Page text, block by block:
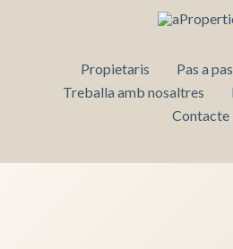
Propietaris Pas a pas
Treballa amb nosaltres
Contacte